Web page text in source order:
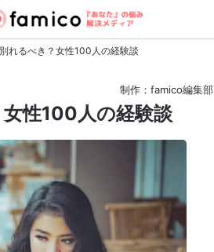
れるべき？女性100人の経験談
制作：famico編集部
性100人の経験談